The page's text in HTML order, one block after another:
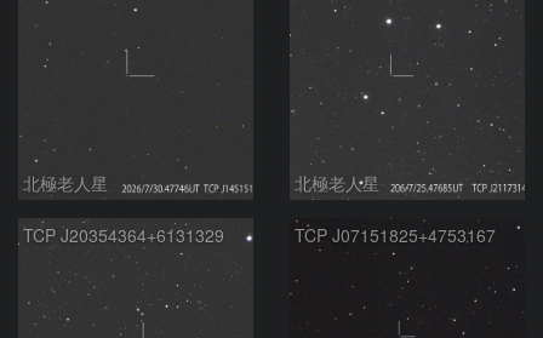
北極老人星 北極老人星
TCP J20354364+6131329 TCP J07151825+4753167